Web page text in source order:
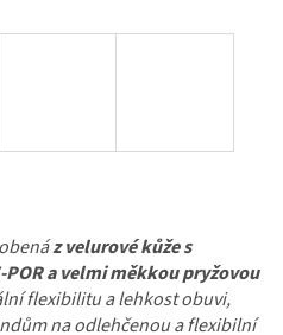
z velurové kůže s
a velmi měkkou pryžovou
flexibilitu a lehkost obuvi,
na odlehčenou a flexibilní